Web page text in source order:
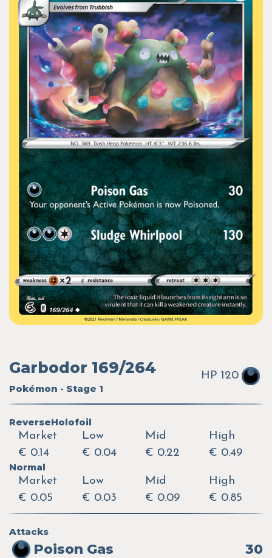
Garbodor 169/264
Pokémon - Stage 1
HP 120
ReverseHolofoil
Market
€ 0.14
Low
€ 0.04
Mid
€ 0.22
High
€ 0.49
Normal
Market
€ 0.05
Low
€ 0.03
Mid
€ 0.09
High
€ 0.85
Attacks
Poison Gas 30